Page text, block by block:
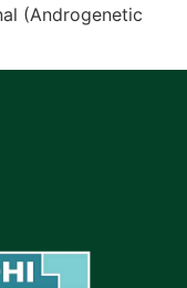
(Androgenetic